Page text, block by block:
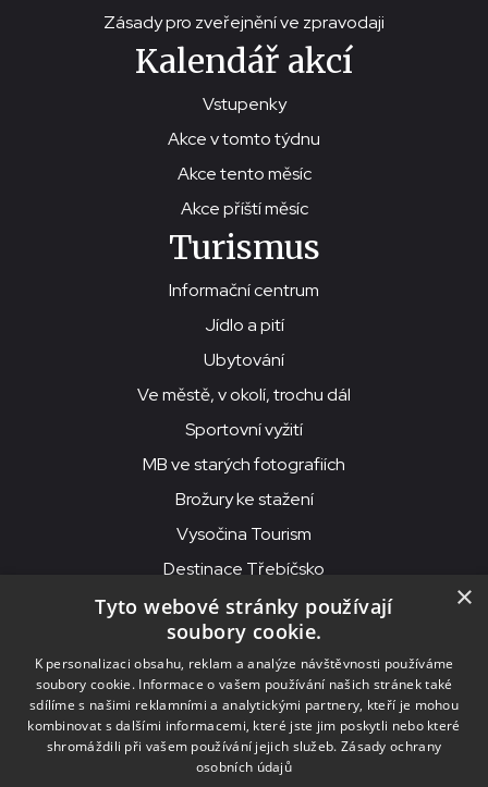
Zásady pro zveřejnění ve zpravodaji
Kalendář akcí
Vstupenky
Akce v tomto týdnu
Akce tento měsíc
Akce příští měsíc
Turismus
Informační centrum
Jídlo a pití
Ubytování
Ve městě, v okolí, trochu dál
Sportovní vyžití
MB ve starých fotografiích
Brožury ke stažení
Vysočina Tourism
Destinace Třebíčsko
© 2026MKS Beseda Mor. Budějovice
MKS Beseda, příspěvková organizace, Purcnerova 62, 676 02
Moravské Budějovice
IČO: 00091758, DIČ: CZ00091758, ID datové schránky: chjn2kd
×
Tyto webové stránky používají
soubory cookie.
K personalizaci obsahu, reklam a analýze návštěvnosti používáme
soubory cookie. Informace o vašem používání našich stránek také
sdílíme s našimi reklamními a analytickými partnery, kteří je mohou
kombinovat s dalšími informacemi, které jste jim poskytli nebo které
shromáždili při vašem používání jejich služeb. Zásady ochrany
osobních údajů